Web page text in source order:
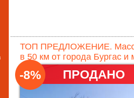
ТОП ПРЕДЛОЖЕНИЕ.
в 50 км от города Бургас и
ПРОДАНО
-8%